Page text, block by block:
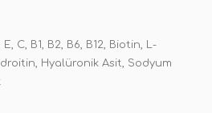
C, B1, B2, B6, B12, Biotin, L-
Hyalüronik Asit, Sodyum